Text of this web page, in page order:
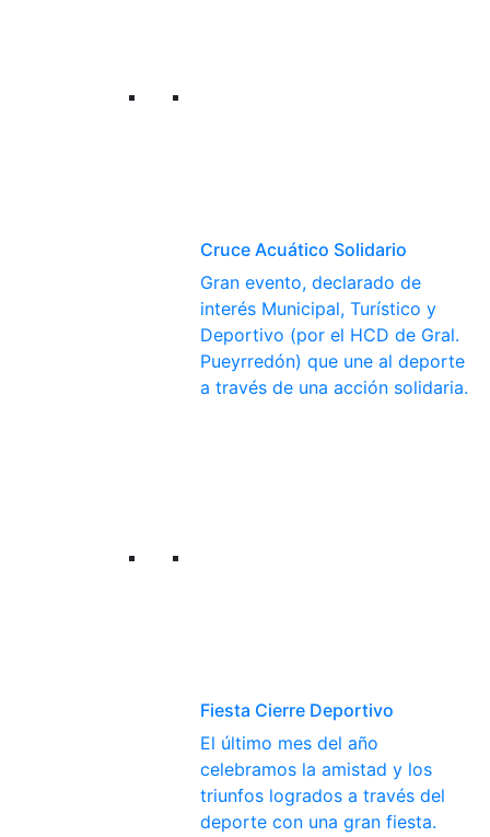
Cruce Acuático Solidario
Gran evento, declarado de
interés Municipal, Turístico y
Deportivo (por el HCD de Gral.
Pueyrredón) que une al deporte
a través de una acción solidaria.
Fiesta Cierre Deportivo
El último mes del año
celebramos la amistad y los
triunfos logrados a través del
deporte con una gran fiesta.